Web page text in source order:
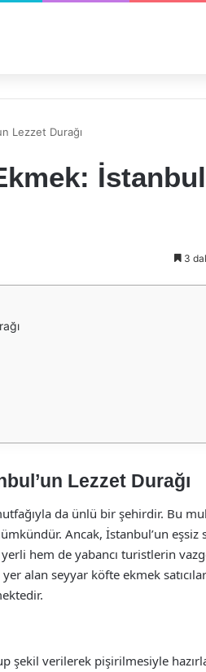
Lezzet Durağı
3
Lezzet Durağı
da ünlü bir şehirdir. Bu
Ancak, İstanbul’un eşsiz
hem de yabancı turistlerin
alan seyyar köfte ekmek
şekil verilerek pişirilmesiyle